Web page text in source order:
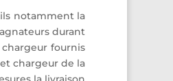
notamment la
durant
fournis
chargeur de la